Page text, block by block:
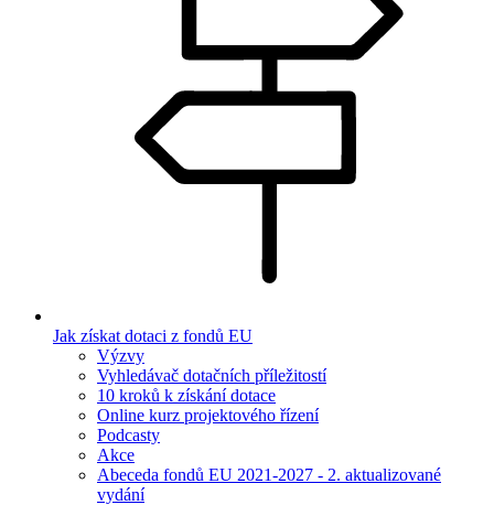
Jak získat dotaci z fondů EU
Výzvy
Vyhledávač dotačních příležitostí
10 kroků k získání dotace
Online kurz projektového řízení
Podcasty
Akce
Abeceda fondů EU 2021-2027 - 2. aktualizované
vydání